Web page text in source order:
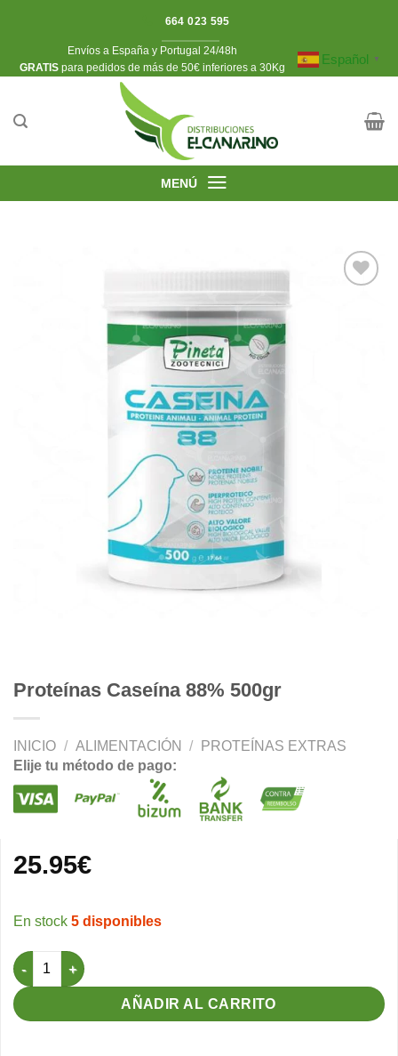
664 023 595
Envíos a España y Portugal 24/48h
​GRATIS para pedidos de más de 50€ inferiores a 30Kg
Español ▼
MENÚ
Proteínas Caseína 88% 500gr
INICIO / ALIMENTACIÓN /
PROTEÍNAS EXTRAS
Elije tu método de pago:
25.95€
5 disponibles
Proteínas Caseína 88% 500gr cantidad
AÑADIR AL CARRITO